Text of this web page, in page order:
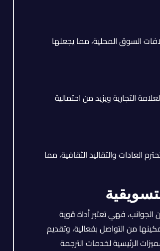
السوق المحلية، مما يجعلها
التجارية ويزيد من احتمالية
العادات والتقاليد الثقافية، مما
فهي تعتبر أداة قوية
من التواصل بفعالية، وتقديم
الرئيسية لخدمات الترجمة